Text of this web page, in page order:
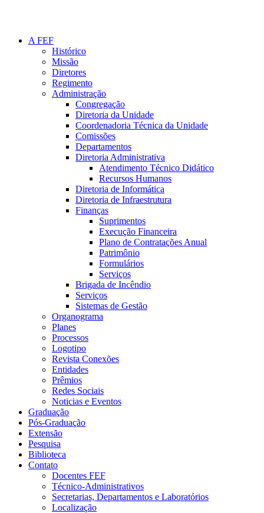
A FEF
Histórico
Missão
Diretores
Regimento
Administração
Congregação
Diretoria da Unidade
Coordenadoria Técnica da Unidade
Comissões
Departamentos
Diretoria Administrativa
Atendimento Técnico Didático
Recursos Humanos
Diretoria de Informática
Diretoria de Infraestrutura
Finanças
Suprimentos
Execução Financeira
Plano de Contratações Anual
Patrimônio
Formulários
Serviços
Brigada de Incêndio
Serviços
Sistemas de Gestão
Organograma
Planes
Processos
Logotipo
Revista Conexões
Entidades
Prêmios
Redes Sociais
Noticias e Eventos
Graduação
Pós-Graduação
Extensão
Pesquisa
Biblioteca
Contato
Docentes FEF
Técnico-Administrativos
Secretarias, Departamentos e Laboratórios
Localização